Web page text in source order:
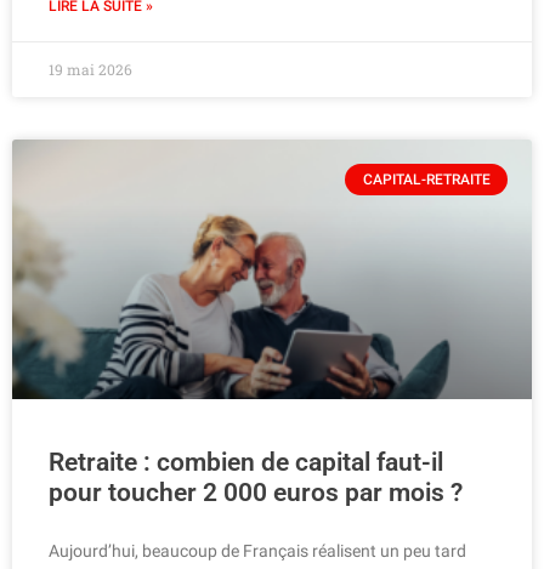
LIRE LA SUITE »
19 mai 2026
CAPITAL-RETRAITE
Retraite : combien de capital faut-il
pour toucher 2 000 euros par mois ?
Aujourd’hui, beaucoup de Français réalisent un peu tard